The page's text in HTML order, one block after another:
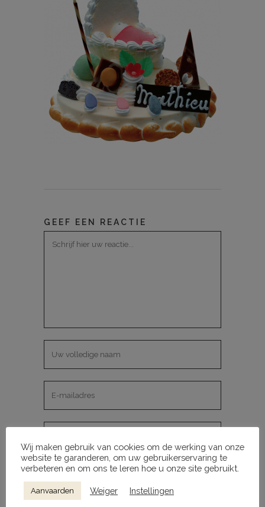
GEEF EEN REACTIE
Mijn naam, e-mail en site opslaan in
deze browser voor de volgende keer
Wij maken gebruik van cookies om de werking van onze
website te garanderen, om uw gebruikerservaring te
verbeteren en om ons te leren hoe u onze site gebruikt.
Aanvaarden Weiger Instellingen